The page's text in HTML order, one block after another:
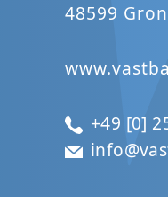
48599
+49 [0]